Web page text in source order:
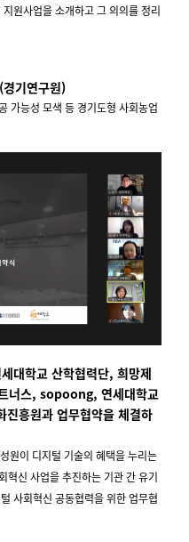
원사업을 소개하고 그 의의를 정리
기연구원)
가능성 모색 등 경기도형 사회농업
대학교 산학협력단, 희망제
너스, sopoong, 연세대학교
진흥원과 업무협약을체결하
원이 디지털 기술의 혜택을 누리는
혁신 사업을 추진하는 기관 간 유기
사회혁신 공동협력을 위한 업무협